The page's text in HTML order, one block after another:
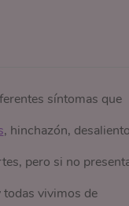
síntomas que
, hinchazón,
pero si no
todas vivimos de